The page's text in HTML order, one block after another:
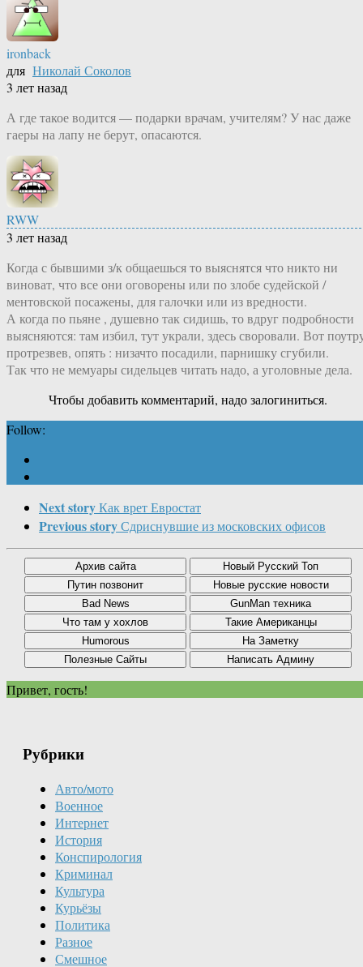
ironback
для Николай Соколов
3 лет назад
А где такое водится — подарки врачам, учителям? У нас даже
гаеры на лапу не берут, опасаются.
RWW
3 лет назад
Когда с бывшими з/к общаешься то выяснятся что никто ни
виноват, что все они оговорены или по злобе судейской /
ментовской посажены, для галочки или из вредности.
А когда по пьяне , душевно так сидишь, то вдруг подробности
выясняются: там избил, тут украли, здесь своровали. Вот
протрезвев, опять : низачто посадили, парнишку сгубили.
Так что не мемуары сидельцев читать надо, а уголовные дела.
Чтобы добавить комментарий, надо залогиниться.
Follow:
Next storyКак врет Евростат
Previous storyСдриснувшие из московских офисов
Привет, гость!
Рубрики
Авто/мото
Военное
Интернет
История
Конспирология
Криминал
Культура
Курьёзы
Политика
Разное
Смешное